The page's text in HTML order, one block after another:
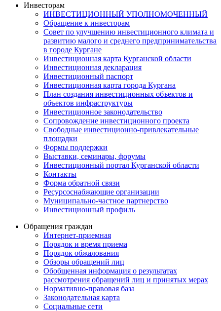
Инвесторам
ИНВЕСТИЦИОННЫЙ УПОЛНОМОЧЕННЫЙ
Обращение к инвесторам
Совет по улучшению инвестиционного климата и
развитию малого и среднего предпринимательства
в городе Кургане
Инвестиционная карта Курганской области
Инвестиционная декларация
Инвестиционный паспорт
Инвестиционная карта города Кургана
План создания инвестиционных объектов и
объектов инфраструктуры
Инвестиционное законодательство
Сопровождение инвестиционного проекта
Свободные инвестиционно-привлекательные
площадки
Формы поддержки
Выставки, семинары, форумы
Инвестиционный портал Курганской области
Контакты
Форма обратной связи
Ресурсоснабжающие организации
Муниципально-частное партнерство
Инвестиционный профиль
Обращения граждан
Интернет-приемная
Порядок и время приема
Порядок обжалования
Обзоры обращений лиц
Обобщенная информация о результатах
рассмотрения обращений лиц и принятых мерах
Нормативно-правовая база
Законодательная карта
Социальные сети